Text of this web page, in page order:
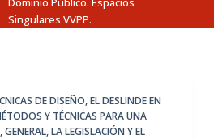
Singulares VVPP.
DE DISEÑO,EL DESLINDE EN
Y TÉCNICAS PARA UNA
,GENERAL,LA LEGISLACIÓN Y EL